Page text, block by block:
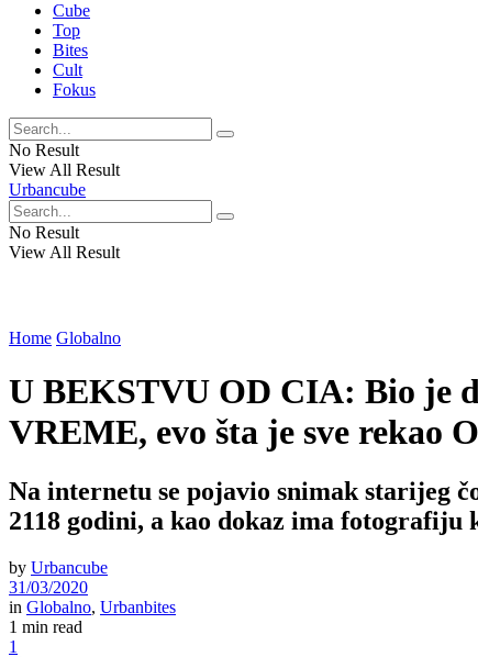
Cube
Top
Bites
Cult
Fokus
No Result
View All Result
Urbancube
No Result
View All Result
Home Globalno
U BEKSTVU OD CIA: Bio je
VREME, evo šta je sve rekao
Na internetu se pojavio snimak starijeg
2118 godini, a kao dokaz ima
by Urbancube
31/03/2020
in Globalno, Urbanbites
1 min read
1